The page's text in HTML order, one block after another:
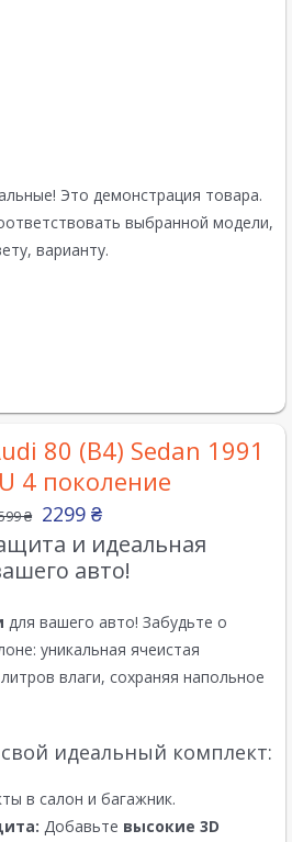
Это демонстрация товара.
выбранной модели,
варианту.
80 (B4) Sedan 1991
4 поколение
₴ 2299 ₴
и идеальная
авто!
для вашего авто! Забудьте о
уникальная ячеистая
влаги, сохраняя напольное
идеальный комплект:
в салон и багажник.
Добавьте высокие 3D